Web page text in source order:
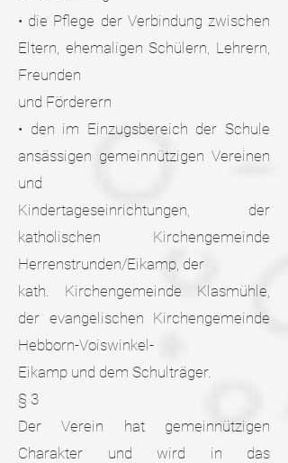
• die Pflege der Verbindung zwischen
Eltern, ehemaligen Schülern, Lehrern,
Freunden
und Förderern
• den im Einzugsbereich der Schule
ansässigen gemeinnützigen Vereinen
und
Kindertageseinrichtungen, der
katholischen Kirchengemeinde
Herrenstrunden/Eikamp, der
kath. Kirchengemeinde Klasmühle,
der evangelischen Kirchengemeinde
Hebborn-Voiswinkel-
Eikamp und dem Schulträger.
§ 3
Der Verein hat gemeinnützigen
Charakter und wird in das